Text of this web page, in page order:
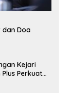
dan Doa
Kejari
Perkuat